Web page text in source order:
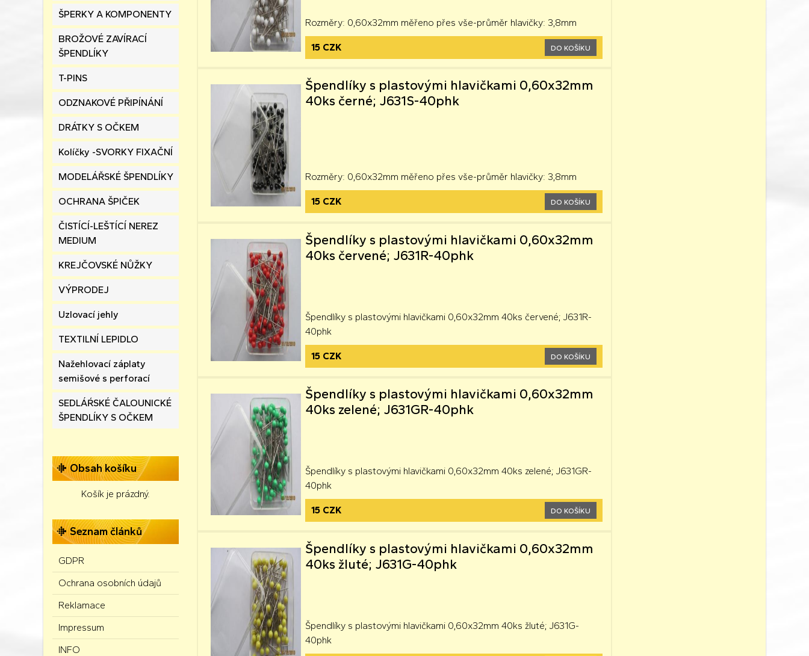
ŠPERKY A KOMPONENTY
BROŽOVÉ ZAVÍRACÍ
ŠPENDLÍKY
T-PINS
ODZNAKOVÉ PŘIPÍNÁNÍ
DRÁTKY S OČKEM
Kolíčky -SVORKY FIXAČNÍ
MODELÁŘSKÉ ŠPENDLÍKY
OCHRANA ŠPIČEK
ČISTÍCÍ-LEŠTÍCÍ NEREZ
MEDIUM
KREJČOVSKÉ NŮŽKY
VÝPRODEJ
Uzlovací jehly
TEXTILNÍ LEPIDLO
Nažehlovací záplaty
semišové s perforací
SEDLÁŔSKÉ ČALOUNICKÉ
ŠPENDLÍKY S OČKEM
Obsah košíku
Košík je prázdný.
Seznam článků
GDPR
Ochrana osobních údajů
Reklamace
Impressum
INFO
Rozměry: 0,60x32mm měřeno přes vše-průměr hlavičky: 3,8mm
15 CZK DO KOŠÍKU
Špendlíky s plastovými hlavičkami 0,60x32mm
40ks černé; J631S-40phk
Rozměry: 0,60x32mm měřeno přes vše-průměr hlavičky: 3,8mm
15 CZK DO KOŠÍKU
Špendlíky s plastovými hlavičkami 0,60x32mm
40ks červené; J631R-40phk
Špendlíky s plastovými hlavičkami 0,60x32mm 40ks červené; J631R-
40phk
15 CZK DO KOŠÍKU
Špendlíky s plastovými hlavičkami 0,60x32mm
40ks zelené; J631GR-40phk
Špendlíky s plastovými hlavičkami 0,60x32mm 40ks zelené; J631GR-
40phk
15 CZK DO KOŠÍKU
Špendlíky s plastovými hlavičkami 0,60x32mm
40ks žluté; J631G-40phk
Špendlíky s plastovými hlavičkami 0,60x32mm 40ks žluté; J631G-
40phk